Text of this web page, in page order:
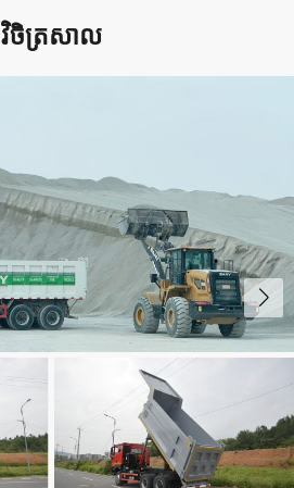
វិចិត្រសាល